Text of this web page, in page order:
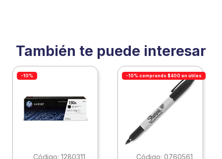
También te puede interesar
-10%
:1280311
-10% comprando $400 en útiles
: 0760561